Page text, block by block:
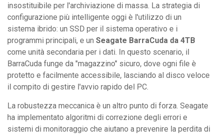
insostituibile per l'archiviazione di massa. La strategia di
configurazione più intelligente oggi è l'utilizzo di un
sistema ibrido: un SSD per il sistema operativo e i
programmi principali, e un Seagate BarraCuda da 4TB
come unità secondaria per i dati. In questo scenario, il
BarraCuda funge da "magazzino" sicuro, dove ogni file è
protetto e facilmente accessibile, lasciando al disco veloce
il compito di gestire l'avvio rapido del PC.
La robustezza meccanica è un altro punto di forza. Seagate
ha implementato algoritmi di correzione degli errori e
sistemi di monitoraggio che aiutano a prevenire la perdita di